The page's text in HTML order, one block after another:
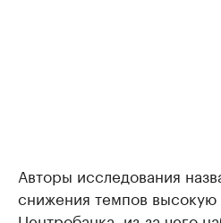
Авторы исследования
снижения темпов высокую